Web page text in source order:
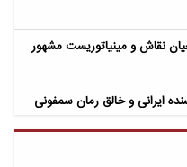
نقاش و مینیاتوریست مشهور
ایرانی و خالق رمان سمفونی